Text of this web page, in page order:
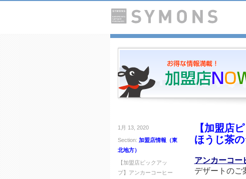
1月 13, 2020
Section: 加盟店情報（東
北地方）
【加盟店ピックアッ
プ】アンカーコーヒー
【加盟店
ほうじ茶
アンカーコー
デザートのご